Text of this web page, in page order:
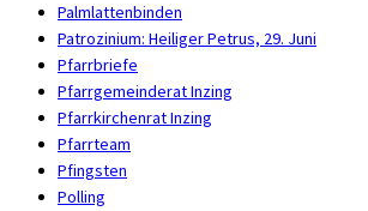
Palmlattenbinden
Patrozinium: Heiliger Petrus, 29. Juni
Pfarrbriefe
Pfarrgemeinderat Inzing
Pfarrkirchenrat Inzing
Pfarrteam
Pfingsten
Polling